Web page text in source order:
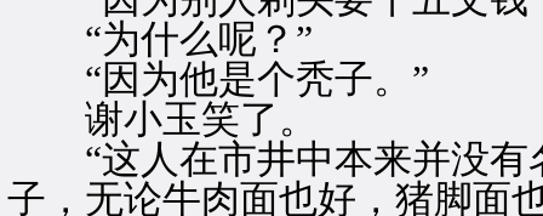
“为什么呢？”
“因为他是个秃子。”
谢小玉笑了。
“这人在市井中本来并没有
子，无论牛肉面也好，猪脚面